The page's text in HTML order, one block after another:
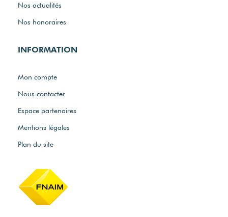
Nos actualités
Nos honoraires
INFORMATION
Mon compte
Nous contacter
Espace partenaires
Mentions légales
Plan du site